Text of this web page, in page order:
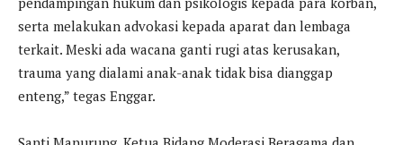
serta melakukan advokasi kepada aparat dan lembaga
terkait. Meski ada wacana ganti rugi atas kerusakan,
trauma yang dialami anak-anak tidak bisa dianggap
enteng,” tegas Enggar.